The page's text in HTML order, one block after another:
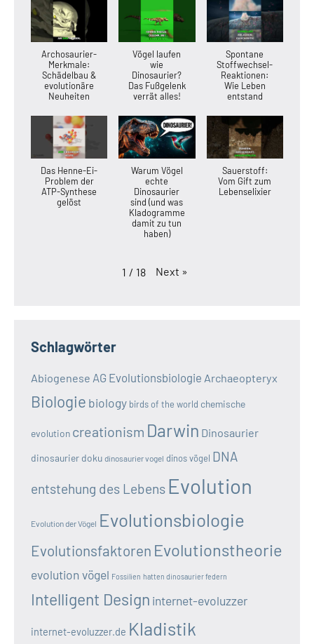
Archosaurier-
Merkmale:
Schädelbau &
evolutionäre
Neuheiten
Vögel laufen
wie
Dinosaurier?
Das Fußgelenk
verrät alles!
Spontane
Stoffwechsel-
Reaktionen:
Wie Leben
entstand
Das Henne-Ei-
Problem der
ATP-Synthese
gelöst
Warum Vögel
echte
Dinosaurier
sind (und was
Kladogramme
damit zu tun
haben)
Sauerstoff:
Vom Gift zum
Lebenselixier
1 / 18 Next »
Schlagwörter
Abiogenese AG Evolutionsbiologie Archaeopteryx
Biologie biology birds of the world chemische
evolution creationism Darwin Dinosaurier
dinosaurier doku dinosaurier vogel dinos vögel DNA
entstehung des Lebens Evolution
Evolution der Vögel Evolutionsbiologie
Evolutionsfaktoren Evolutionstheorie
evolution vögel Fossilien hatten dinosaurier federn
Intelligent Design internet-evoluzzer
internet-evoluzzer.de Kladistik